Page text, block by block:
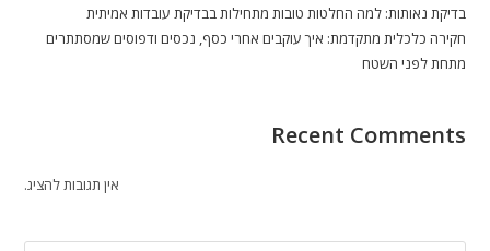
בדיקת נאותות: למה החלטות טובות מתחילות בבדיקת עובדות אמיתית
חקירה כלכלית מתקדמת: איך עוקבים אחרי כסף, נכסים ודפוסים שמסתתרים
מתחת לפני השטח
Recent Comments
אין תגובות להציג.